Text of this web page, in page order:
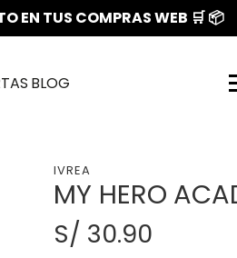
EN TUS COMPRAS WEB 🛒 📦
BLOG
IVREA
MY HERO
S/ 30.90